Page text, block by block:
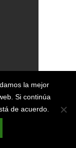
la mejor
Si continúa
de acuerdo.